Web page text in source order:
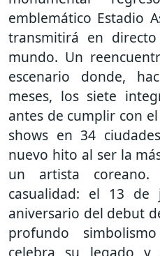
emblemático Estadio
transmitirá en
mundo. Un
escenario donde,
meses, los siete
antes de cumplir con
shows en 34
nuevo hito al ser la
un artista
casualidad: el 13
aniversario del debut
profundo
celebra su legado y